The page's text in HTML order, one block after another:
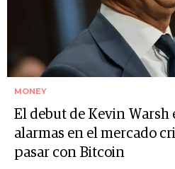
MONEY
El debut de Kevin Warsh
alarmas en el mercado
pasar con Bitcoin